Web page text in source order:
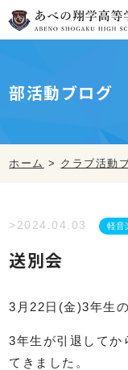
部活動ブログ
ホーム > クラブ活動
>2024.04.03 軽音
送別会
3月22日(金)3年生
3年生が引退してか
てきました。